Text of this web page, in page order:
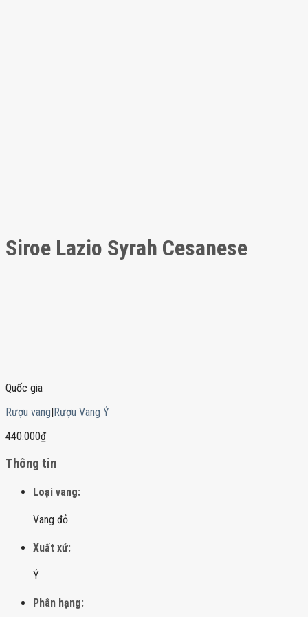
Siroe Lazio Syrah Cesanese
Quốc gia
Rượu vang|Rượu Vang Ý
440.000₫
Thông tin
Loại vang:
Vang đỏ
Xuất xứ:
Ý
Phân hạng: